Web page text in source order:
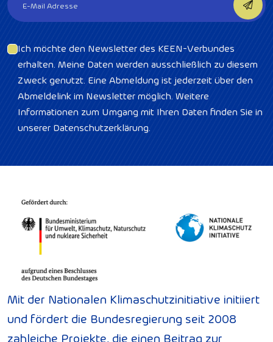
Ich möchte den Newsletter des KEEN-Verbundes
erhalten. Meine Daten werden ausschließlich zu diesem
Zweck genutzt. Eine Abmeldung ist jederzeit über den
Abmeldelink im Newsletter möglich. Weitere
Informationen zum Umgang mit Ihren Daten finden Sie in
unserer Datenschutzerklärung.
Mit der Nationalen Klimaschutzinitiative initiiert
und fördert die Bundesregierung seit 2008
zahleiche Projekte, die einen Beitrag zur